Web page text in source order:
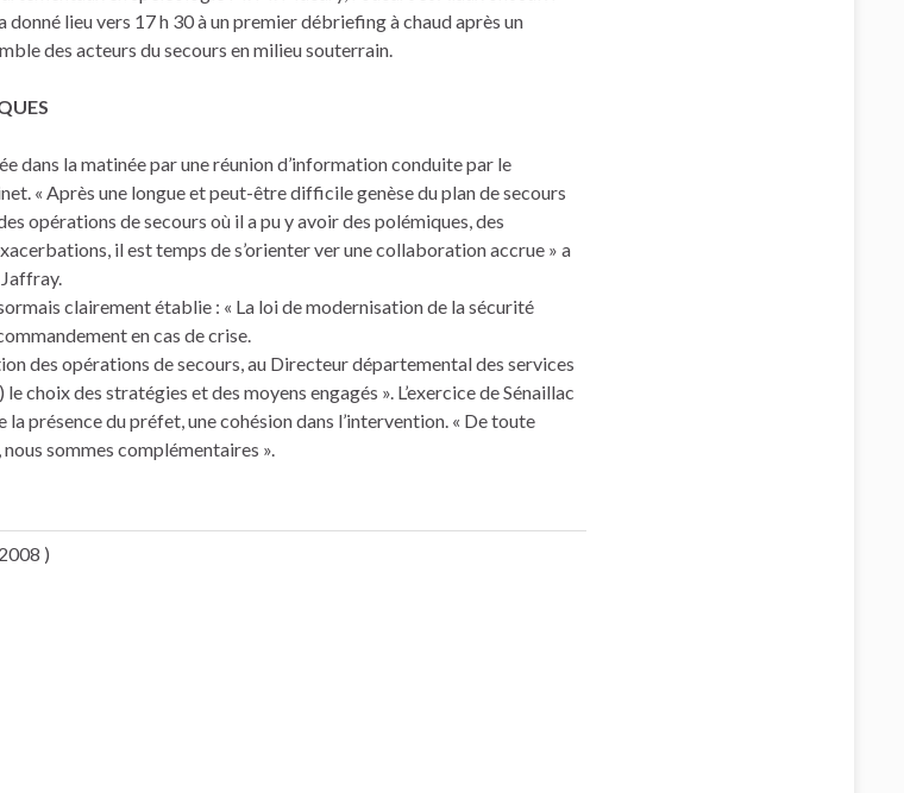
donné lieu vers 17 h 30 à un premier débriefing à chaud après un
des acteurs du secours en milieu souterrain.
dans la matinée par une réunion d’information conduite par le
« Après une longue et peut-être difficile genèse du plan de secours
opérations de secours où il a pu y avoir des polémiques, des
il est temps de s’orienter ver une collaboration accrue » a
clairement établie : « La loi de modernisation de la sécurité
en cas de crise.
des opérations de secours, au Directeur départemental des services
le choix des stratégies et des moyens engagés ». L’exercice de Sénaillac
présence du préfet, une cohésion dans l’intervention. « De toute
sommes complémentaires ».
)